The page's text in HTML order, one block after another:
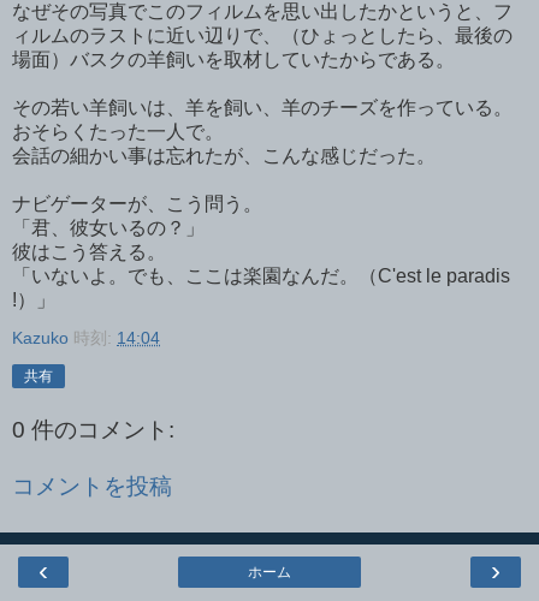
なぜその写真でこのフィルムを思い出したかというと、フ
ィルムのラストに近い辺りで、（ひょっとしたら、最後の
場面）バスクの羊飼いを取材していたからである。
その若い羊飼いは、羊を飼い、羊のチーズを作っている。
おそらくたった一人で。
会話の細かい事は忘れたが、こんな感じだった。
ナビゲーターが、こう問う。
「君、彼女いるの？」
彼はこう答える。
「いないよ。でも、ここは楽園なんだ。（C'est le paradis
!）」
Kazuko 時刻: 14:04
共有
0 件のコメント:
コメントを投稿
‹ ›
ホーム